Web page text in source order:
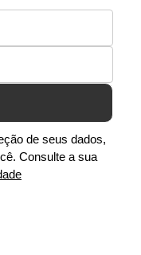
de seus dados,
Consulte a sua